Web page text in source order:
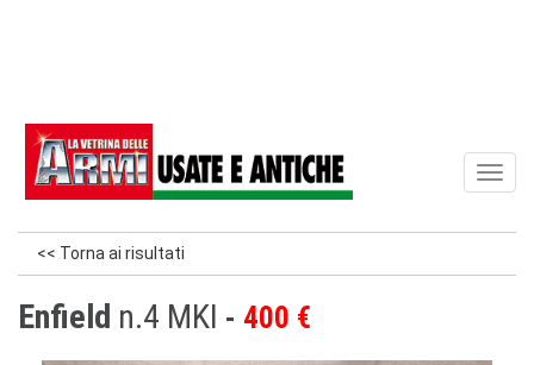
<< Torna ai risultati
Enfield n.4 MKI 400 €